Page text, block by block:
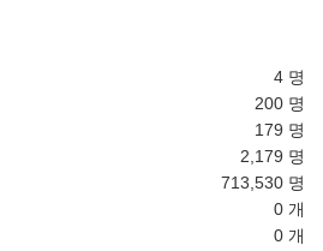
4 명
200 명
179 명
2,179 명
713,530 명
0 개
0 개